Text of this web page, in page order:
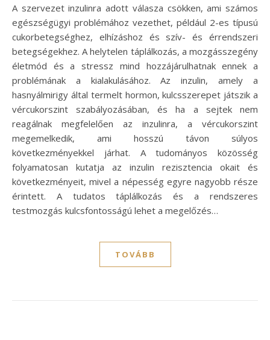
A szervezet inzulinra adott válasza csökken, ami számos
egészségügyi problémához vezethet, például 2-es típusú
cukorbetegséghez, elhízáshoz és szív- és érrendszeri
betegségekhez. A helytelen táplálkozás, a mozgásszegény
életmód és a stressz mind hozzájárulhatnak ennek a
problémának a kialakulásához. Az inzulin, amely a
hasnyálmirigy által termelt hormon, kulcsszerepet játszik a
vércukorszint szabályozásában, és ha a sejtek nem
reagálnak megfelelően az inzulinra, a vércukorszint
megemelkedik, ami hosszú távon súlyos
következményekkel járhat. A tudományos közösség
folyamatosan kutatja az inzulin rezisztencia okait és
következményeit, mivel a népesség egyre nagyobb része
érintett. A tudatos táplálkozás és a rendszeres
testmozgás kulcsfontosságú lehet a megelőzés…
TOVÁBB